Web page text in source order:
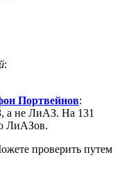
:
Портвейнов:
а не ЛиАЗ. На 131
ЛиАЗов.
проверить путем